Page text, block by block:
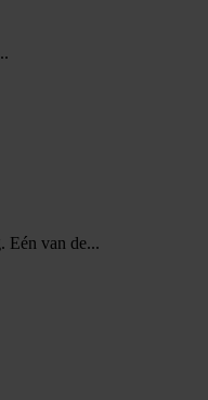
Eén van de...